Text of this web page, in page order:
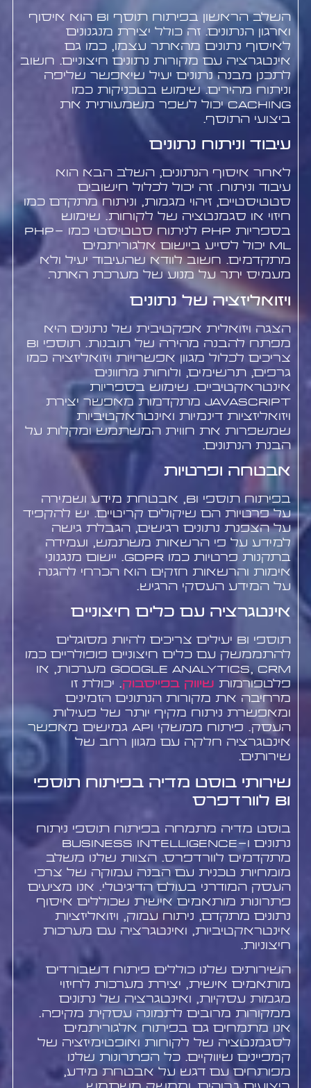
השלב הראשון בפיתוח תוסף BI הוא איסוף
וארגון הנתונים. זה כולל יצירת מנגנונים
לאיסוף נתונים מהאתר עצמו, כמו גם
אינטגרציה עם מקורות נתונים חיצוניים. חשוב
לתכנן מבנה נתונים יעיל שיאפשר שליפה
וניתוח מהירים. שימוש בטכניקות כמו
Caching יכול לשפר משמעותית את
ביצועי התוסף.
עיבוד וניתוח נתונים
לאחר איסוף הנתונים, השלב הבא הוא
עיבוד וניתוח. זה יכול לכלול חישובים
סטטיסטיים, זיהוי מגמות, וניתוח מתקדם כמו
חיזוי או סגמנטציה של לקוחות. שימוש
בספריות PHP לניתוח סטטיסטי כמו PHP-
ML יכול לסייע ביישום אלגוריתמים
מתקדמים. חשוב לוודא שהעיבוד יעיל ולא
מעמיס יתר על מנוע של מערכת האתר.
ויזואליזציה של נתונים
הצגה ויזואלית אפקטיבית של נתונים היא
מפתח להבנה מהירה של תובנות. תוספי BI
צריכים לכלול מגוון אפשרויות ויזואליזציה כמו
גרפים, תרשימים, ולוחות מחוונים
אינטראקטיביים. שימוש בספריות
JavaScript מתקדמות מאפשר יצירת
ויזואליזציות דינמיות ואינטראקטיביות
שמשפרות את חווית המשתמש ומקלות על
הבנת הנתונים.
אבטחה ופרטיות
בפיתוח תוספי BI, אבטחת מידע ושמירה
על פרטיות הם שיקולים קריטיים. יש להקפיד
על הצפנת נתונים רגישים, הגבלת גישה
למידע על פי הרשאות משתמש, ועמידה
בתקנות פרטיות כמו GDPR. יישום מנגנוני
אימות והרשאות חזקים הוא הכרחי להגנה
על המידע העסקי הרגיש.
אינטגרציה עם כלים חיצוניים
תוספי BI יעילים צריכים להיות מסוגלים
להתממשק עם כלים חיצוניים פופולריים כמו
Google Analytics, CRM מערכות, או
פלטפורמות שיווק בפייסבוק. יכולת זו
מרחיבה את מקורות הנתונים הזמינים
ומאפשרת ניתוח מקיף יותר של פעילות
העסק. פיתוח ממשקי API גמישים מאפשר
אינטגרציה חלקה עם מגוון רחב של
שירותים.
שירותי בוסט מדיה בפיתוח תוספי
BI לוורדפרס
בוסט מדיה מתמחה בפיתוח תוספי ניתוח
נתונים ו-Business Intelligence
מתקדמים לוורדפרס. הצוות שלנו משלב
מומחיות טכנית עם הבנה עמוקה של צרכי
העסק המודרני בעולם הדיגיטלי. אנו מציעים
פתרונות מותאמים אישית שכוללים איסוף
נתונים מתקדם, ניתוח עמוק, ויזואליזציות
אינטראקטיביות, ואינטגרציה עם מערכות
חיצוניות.
השירותים שלנו כוללים פיתוח דשבורדים
מותאמים אישית, יצירת מערכות לחיזוי
מגמות עסקיות, ואינטגרציה של נתונים
ממקורות מרובים לתמונה עסקית מקיפה.
אנו מתמחים גם בפיתוח אלגוריתמים
לסגמנטציה של לקוחות ואופטימיזציה של
קמפיינים שיווקיים. כל הפתרונות שלנו
מפותחים עם דגש על אבטחת מידע,